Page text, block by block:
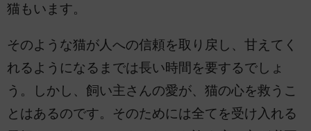
猫もいます。
そのような猫が人への信頼を取り戻し、甘えてく
れるようになるまでは長い時間を要するでしょ
う。しかし、飼い主さんの愛が、猫の心を救うこ
とはあるのです。そのためには全てを受け入れる